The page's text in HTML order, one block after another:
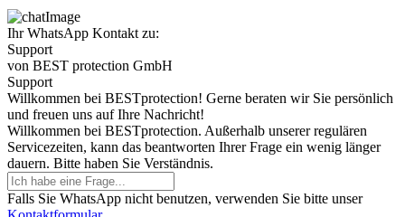
Ihr WhatsApp Kontakt zu:
Support
von BEST protection GmbH
Support
Willkommen bei BESTprotection! Gerne beraten wir Sie persönlich
und freuen uns auf Ihre Nachricht!
Willkommen bei BESTprotection. Außerhalb unserer regulären
Servicezeiten, kann das beantworten Ihrer Frage ein wenig länger
dauern. Bitte haben Sie Verständnis.
Falls Sie WhatsApp nicht benutzen, verwenden Sie bitte unser